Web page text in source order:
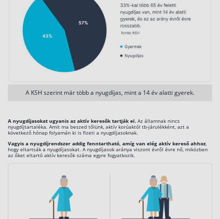
A KSH szerint már több a nyugdíjas, mint a 14 év alatti gyerek.
A nyugdíjasokat ugyanis az aktív keresők tartják el. Az államnak nincs
nyugdíjtartaléka. Amit ma beszed tőlünk, aktív korúaktól tb-járulékként, azt a
következő hónap folyamán ki is fizeti a nyugdíjasoknak.
Vagyis a nyugdíjrendszer addig fenntartható, amíg van elég aktív kereső ahhoz,
hogy eltartsák a nyugdíjasokat. A nyugdíjasok aránya viszont évről évre nő, miközben
az őket eltartó aktív keresők száma egyre fogyatkozik.